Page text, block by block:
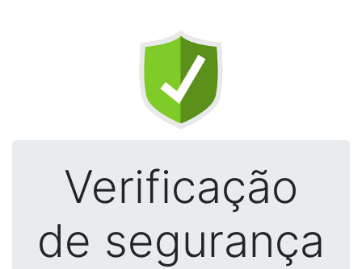
Verificação
de segurança